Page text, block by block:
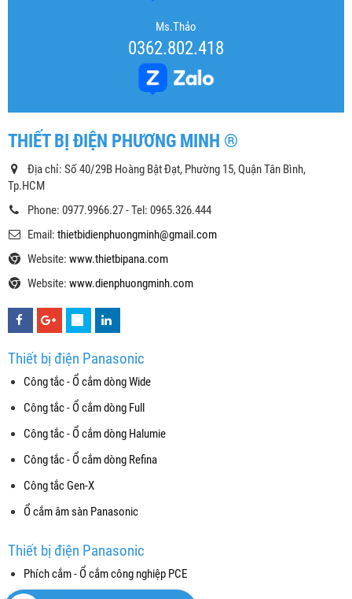
Ms.Thảo
0362.802.418
THIẾT BỊ ĐIỆN PHƯƠNG MINH ®
Địa chỉ: Số 40/29B Hoàng Bật Đạt, Phường 15, Quận Tân Bình,
Tp.HCM
Phone: 0977.9966.27 - Tel: 0965.326.444
Email: thietbidienphuongminh@gmail.com
Website: www.thietbipana.com
Website: www.dienphuongminh.com
Thiết bị điện Panasonic
Công tắc - Ổ cắm dòng Wide
Công tắc - Ổ cắm dòng Full
Công tắc - Ổ cắm dòng Halumie
Công tắc - Ổ cắm dòng Refina
Công tắc Gen-X
Ổ cắm âm sàn Panasonic
Thiết bị điện Panasonic
Phích cắm - Ổ cắm công nghiệp PCE